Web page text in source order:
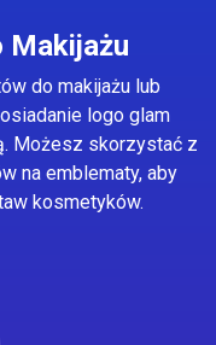
Makijażu
do makijażu lub
logo glam
Możesz skorzystać z
na emblematy, aby
kosmetyków.